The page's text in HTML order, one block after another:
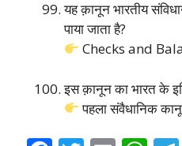
यह क़ानून भारतीय
पाया जाता है?
Checks and
इस क़ानून का भारत के
पहला संवैधानिक